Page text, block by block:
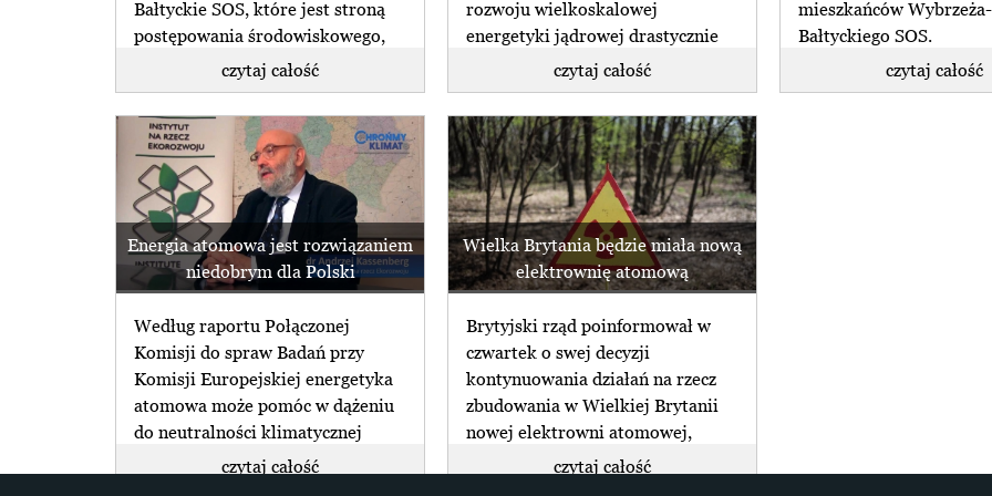
Bałtyckie SOS, które jest stroną
postępowania środowiskowego,
czytaj całość
rozwoju wielkoskalowej
energetyki jądrowej drastycznie
kontrastuje ze stanem zastoju w
jakim (...)
czytaj całość
mieszkańców Wybrzeża-
Bałtyckiego SOS.
czytaj całość
Energia atomowa jest rozwiązaniem
niedobrym dla Polski
Według raportu Połączonej
Komisji do spraw Badań przy
Komisji Europejskiej energetyka
atomowa może pomóc w dążeniu
do neutralności klimatycznej
czytaj całość
Wielka Brytania będzie miała nową
elektrownię atomową
Brytyjski rząd poinformował w
czwartek o swej decyzji
kontynuowania działań na rzecz
zbudowania w Wielkiej Brytanii
nowej elektrowni atomowej,
czytaj całość